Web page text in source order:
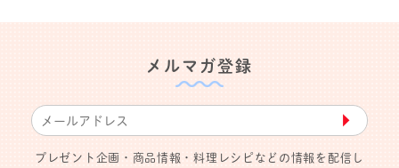
メルマガ登録
▶︎
プレゼント企画・商品情報・料理レシピなどの情報を配信し